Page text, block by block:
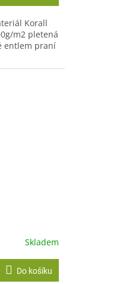
Korall
m2 pletená
entlem praní
Skladem
Do košíku